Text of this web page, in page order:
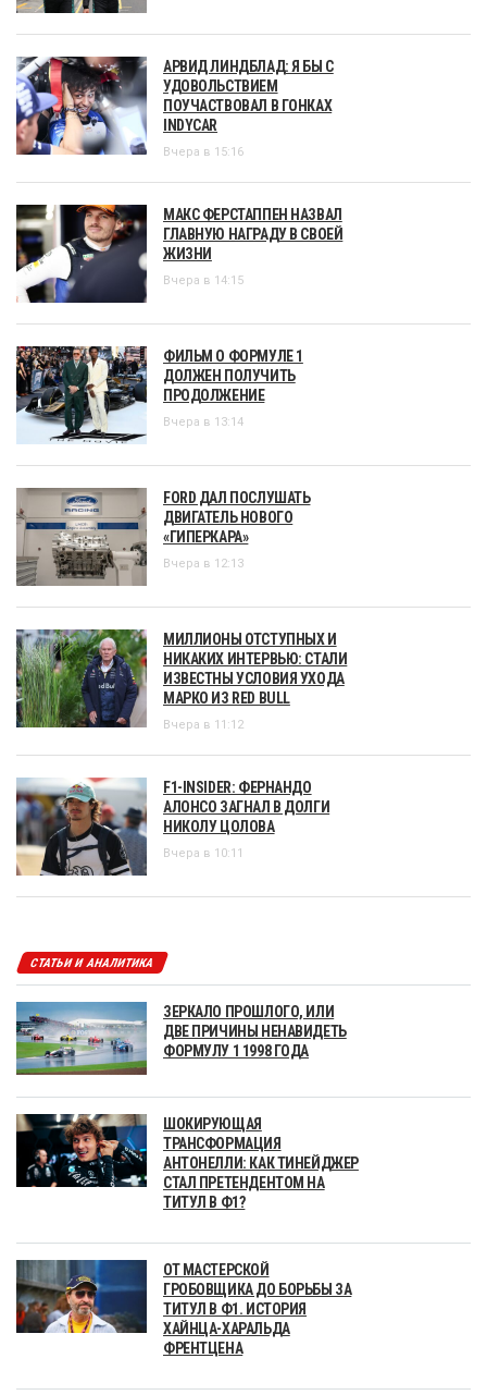
АРВИД ЛИНДБЛАД: Я БЫ С
УДОВОЛЬСТВИЕМ
ПОУЧАСТВОВАЛ В ГОНКАХ
INDYCAR
Вчера в 15:16
МАКС ФЕРСТАППЕН НАЗВАЛ
ГЛАВНУЮ НАГРАДУ В СВОЕЙ
ЖИЗНИ
Вчера в 14:15
ФИЛЬМ О ФОРМУЛЕ 1
ДОЛЖЕН ПОЛУЧИТЬ
ПРОДОЛЖЕНИЕ
Вчера в 13:14
FORD ДАЛ ПОСЛУШАТЬ
ДВИГАТЕЛЬ НОВОГО
«ГИПЕРКАРА»
Вчера в 12:13
МИЛЛИОНЫ ОТСТУПНЫХ И
НИКАКИХ ИНТЕРВЬЮ: СТАЛИ
ИЗВЕСТНЫ УСЛОВИЯ УХОДА
МАРКО ИЗ RED BULL
Вчера в 11:12
F1-INSIDER: ФЕРНАНДО
АЛОНСО ЗАГНАЛ В ДОЛГИ
НИКОЛУ ЦОЛОВА
Вчера в 10:11
СТАТЬИ И АНАЛИТИКА
ЗЕРКАЛО ПРОШЛОГО, ИЛИ
ДВЕ ПРИЧИНЫ НЕНАВИДЕТЬ
ФОРМУЛУ 1 1998 ГОДА
ШОКИРУЮЩАЯ
ТРАНСФОРМАЦИЯ
АНТОНЕЛЛИ: КАК ТИНЕЙДЖЕР
СТАЛ ПРЕТЕНДЕНТОМ НА
ТИТУЛ В Ф1?
ОТ МАСТЕРСКОЙ
ГРОБОВЩИКА ДО БОРЬБЫ ЗА
ТИТУЛ В Ф1. ИСТОРИЯ
ХАЙНЦА-ХАРАЛЬДА
ФРЕНТЦЕНА